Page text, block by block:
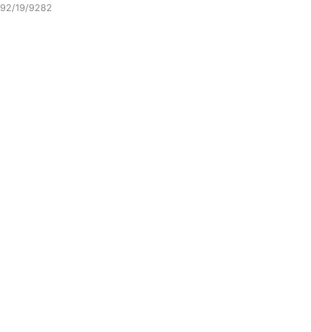
92/19/9282